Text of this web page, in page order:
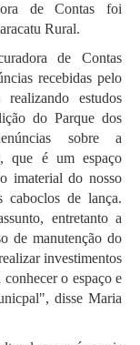
de Contas foi
Rural.
de Contas
recebidas pelo
estudos
do Parque dos
sobre a
que é um espaço
imaterial do nosso
caboclos de lança.
entretanto a
de manutenção do
investimentos
o espaço e
disse Maria